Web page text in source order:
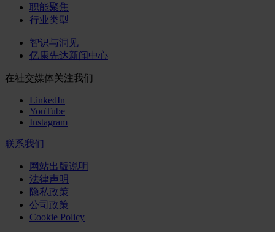
职能聚焦
行业类型
智识与洞见
亿康先达新闻中心
在社交媒体关注我们
LinkedIn
YouTube
Instagram
联系我们
网站出版说明
法律声明
隐私政策
公司政策
Cookie Policy